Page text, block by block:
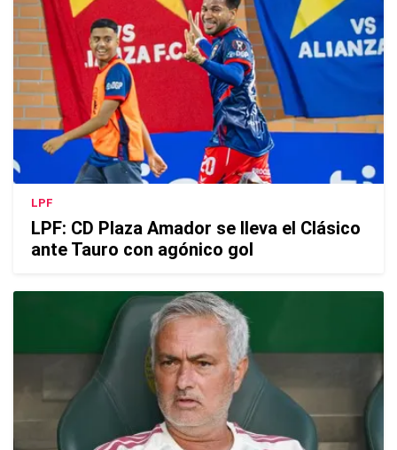
LPF
LPF: CD Plaza Amador se lleva el Clásico
ante Tauro con agónico gol